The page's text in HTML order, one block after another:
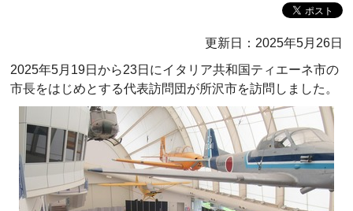
更新日：2025年5月26日
2025年5月19日から23日にイタリア共和国ティエーネ市の
市長をはじめとする代表訪問団が所沢市を訪問しました。